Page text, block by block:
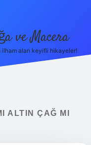
ve Macera
ilham alan keyifli hikayeler!
ALTIN ÇAĞ MI